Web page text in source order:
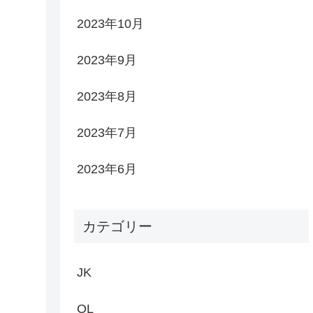
2023年10月
2023年9月
2023年8月
2023年7月
2023年6月
カテゴリー
JK
OL